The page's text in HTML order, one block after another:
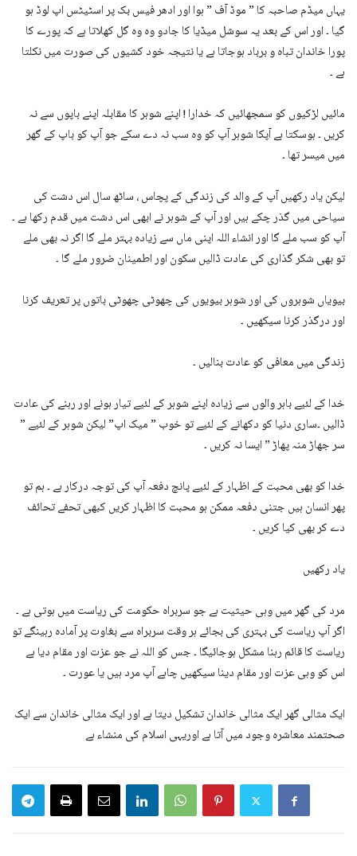
یہاں میڈم صاحبہ کا ” موڈ آف ” ہوا اور ادھر فیس بک پر اسٹیٹس اپ لوڈ ہو
گیا ۔ اور اس کے بعد یہ سوشل میڈیا کا جادو وہ وہ گل کھلاتا ہے کہ پورے کا
پورا خاندان تباہ و برباد ہوجاتا ہے یا نتیجہ خود کشیوں کی صورت میں نکلتا
ہے ۔
مائیں لڑکیوں کو سمجھائیں کہ خدارا ! اپنے شوہر کا مقابلہ اپنے باپوں سے نہ
کریں ۔ ہوسکتا ہے آپکا شوہر آپ کو وہ سب نہ دے سکے جو آپ کو باپ کے گھر
میں میسر تھا ۔
لیکن یاد رکھیں آپ کے والد کی زندگی کے پچاس ، ساٹھ سال اس دشت کی
سیاحی میں گذر چکے ہیں اور آپ کے شوہر نے ابھی اس دشت میں قدم رکھا ہے ۔
آپ کو سب ملے گا اور انشاء اللہ اپنی ماں سے زیادہ بہتر ملے گا اگر نہ بھی ملے
تو بھی شکر گذاری کی عادت ڈالیں سکون اور اطمینان ضرور ملے گا ۔
بیویاں شوہروں کی اور شوہر بیویوں کی چھوٹی چھوٹی باتوں پر تعریف کرنا
اور درگذر کرنا سیکھیں ۔
زندگی میں معافی کو عادت بنالیں ۔
خدا کے لئیے باہر والوں سے زیادہ اپنے شوہر کے لئیے تیار ہونے اور رہنے کی عادت
ڈالیں ۔ساری دنیا کو دکھانے کے لئیے تو خوب ” میک اپ” لیکن شوہر کے لئیے ”
سر جھاڑ منہ پھاڑ ” ایسا نہ کریں ۔
خدا کو بھی محبت کے اظہار کے لئیے پانچ دفعہ آپ کی توجہ درکار ہے ۔ ہم تو
پھر انسان ہیں جتنی دفعہ ممکن ہو محبت کا اظہار کریں کبھی تحفے تحائف
دے کر بھی کیا کریں ۔
یاد رکھیں
مرد کی گھر میں وہی حیثیت ہے جو سربراہ حکومت کی ریاست میں ہوتی ہے ۔
اگر آپ ریاست کی بہتری کی بجائے ہر وقت سربراہ سے بغاوت پر آمادہ رہینگے تو
ریاست کا قائم رہنا مشکل ہوجائیگا ۔ جس کو اللہ نے جو عزت اور مقام دیا ہے
اس کو وہی عزت اور مقام دینا سیکھیں چاہے آپ مرد ہیں یا عورت ۔
ایک مثالی گھر ایک مثالی خاندان تشکیل دیتا ہے اور ایک مثالی خاندان سے ایک
صحتمند معاشرہ وجود میں آتا ہے اوریہی اسلام کی منشاء ہے